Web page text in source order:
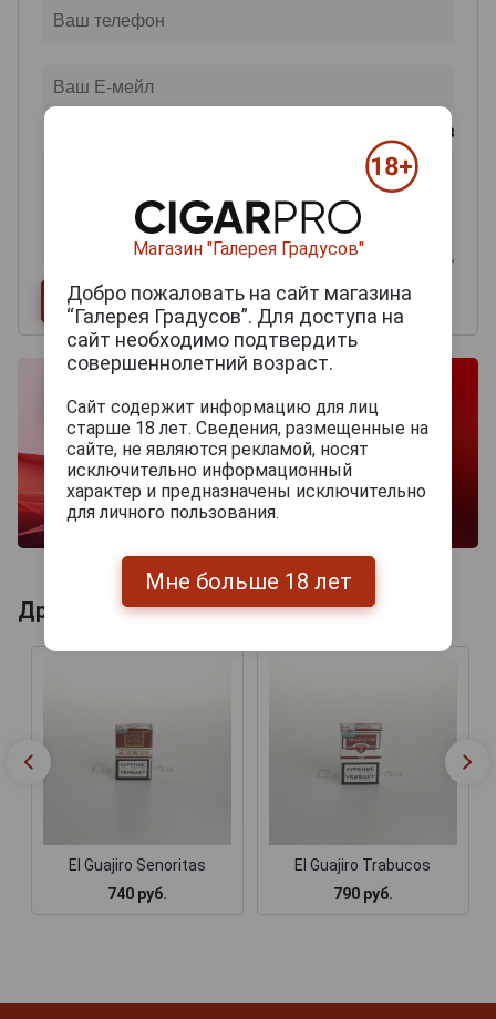
из 2000 знаков
Другие продукты бренда EL GUAJIRO
El Guajiro Senoritas
740 руб.
El Guajiro Trabucos
790 руб.
Магазин "Галерея Градусов"
Добро пожаловать на сайт магазина
“Галерея Градусов”. Для доступа на
сайт необходимо подтвердить
совершеннолетний возраст.
Сайт содержит информацию для лиц
старше 18 лет. Сведения, размещенные на
сайте, не являются рекламой, носят
исключительно информационный
характер и предназначены исключительно
для личного пользования.
Мне больше 18 лет